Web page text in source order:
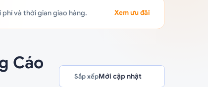
và thời gian giao hàng. Xem ưu đãi
Cáo
Sắp xếpMới cập nhật